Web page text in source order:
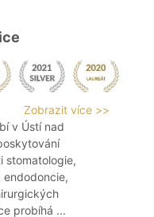
Zobrazit více >>
v Ústí nad
stomatologie,
probíhá ...